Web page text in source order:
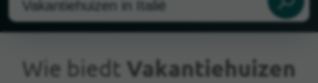
Wie biedt Vakantiehuizen